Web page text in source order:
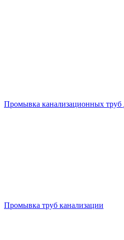
Промывка канализационных
Промывка труб канализации